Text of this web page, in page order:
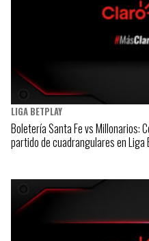
LIGA BETPLAY
Boletería Santa Fe vs Millonarios:
partido de cuadrangulares en